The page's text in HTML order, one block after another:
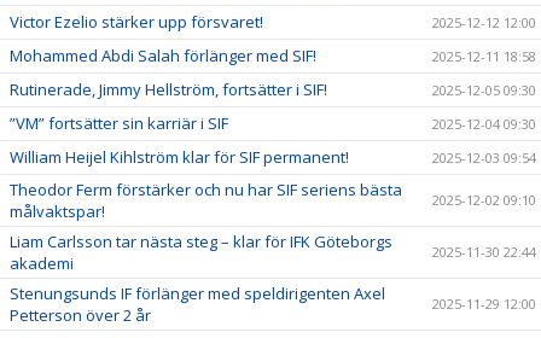
Victor Ezelio stärker upp försvaret! 2025-12-12 12:00
Mohammed Abdi Salah förlänger med SIF! 2025-12-11 18:58
Rutinerade, Jimmy Hellström, fortsätter i SIF! 2025-12-05 09:30
”VM” fortsätter sin karriär i SIF 2025-12-04 09:30
William Heijel Kihlström klar för SIF permanent! 2025-12-03 09:54
Theodor Ferm förstärker och nu har SIF seriens bästa
målvaktspar!
2025-12-02 09:10
Liam Carlsson tar nästa steg – klar för IFK Göteborgs
akademi
2025-11-30 22:44
Stenungsunds IF förlänger med speldirigenten Axel
Petterson över 2 år
2025-11-29 12:00